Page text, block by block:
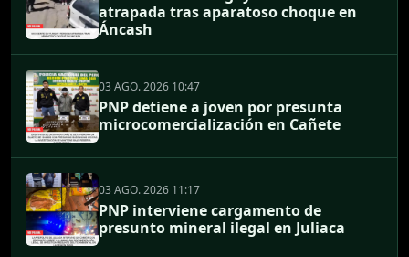
atrapada tras aparatoso choque en
Áncash
03 AGO. 2026 10:47
PNP detiene a joven por presunta
microcomercialización en Cañete
03 AGO. 2026 11:17
PNP interviene cargamento de
presunto mineral ilegal en Juliaca